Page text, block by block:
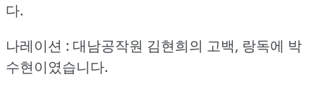
다.
나레이션 : 대남공작원 김현희의 고백, 랑독에 박
수현이였습니다.